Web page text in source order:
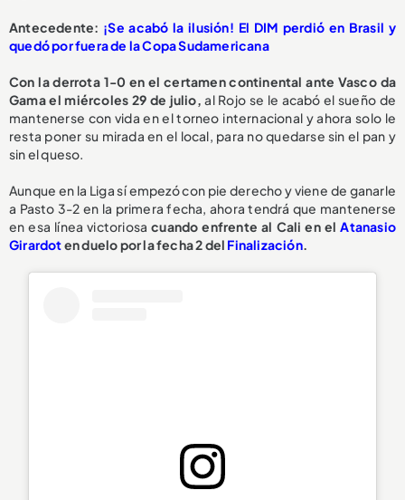
Antecedente: ¡Se acabó la ilusión! El DIM perdió en Brasil y
quedó por fuera de la Copa Sudamericana
Con la derrota 1-0 en el certamen continental ante Vasco da
Gama el miércoles 29 de julio, al Rojo se le acabó el sueño de
mantenerse con vida en el torneo internacional y ahora solo le
resta poner su mirada en el local, para no quedarse sin el pan y
sin el queso.
Aunque en la Liga sí empezó con pie derecho y viene de ganarle
a Pasto 3-2 en la primera fecha, ahora tendrá que mantenerse
en esa línea victoriosacuando enfrente al Cali en elAtanasio
Girardoten duelo por la fecha 2 del Finalización.